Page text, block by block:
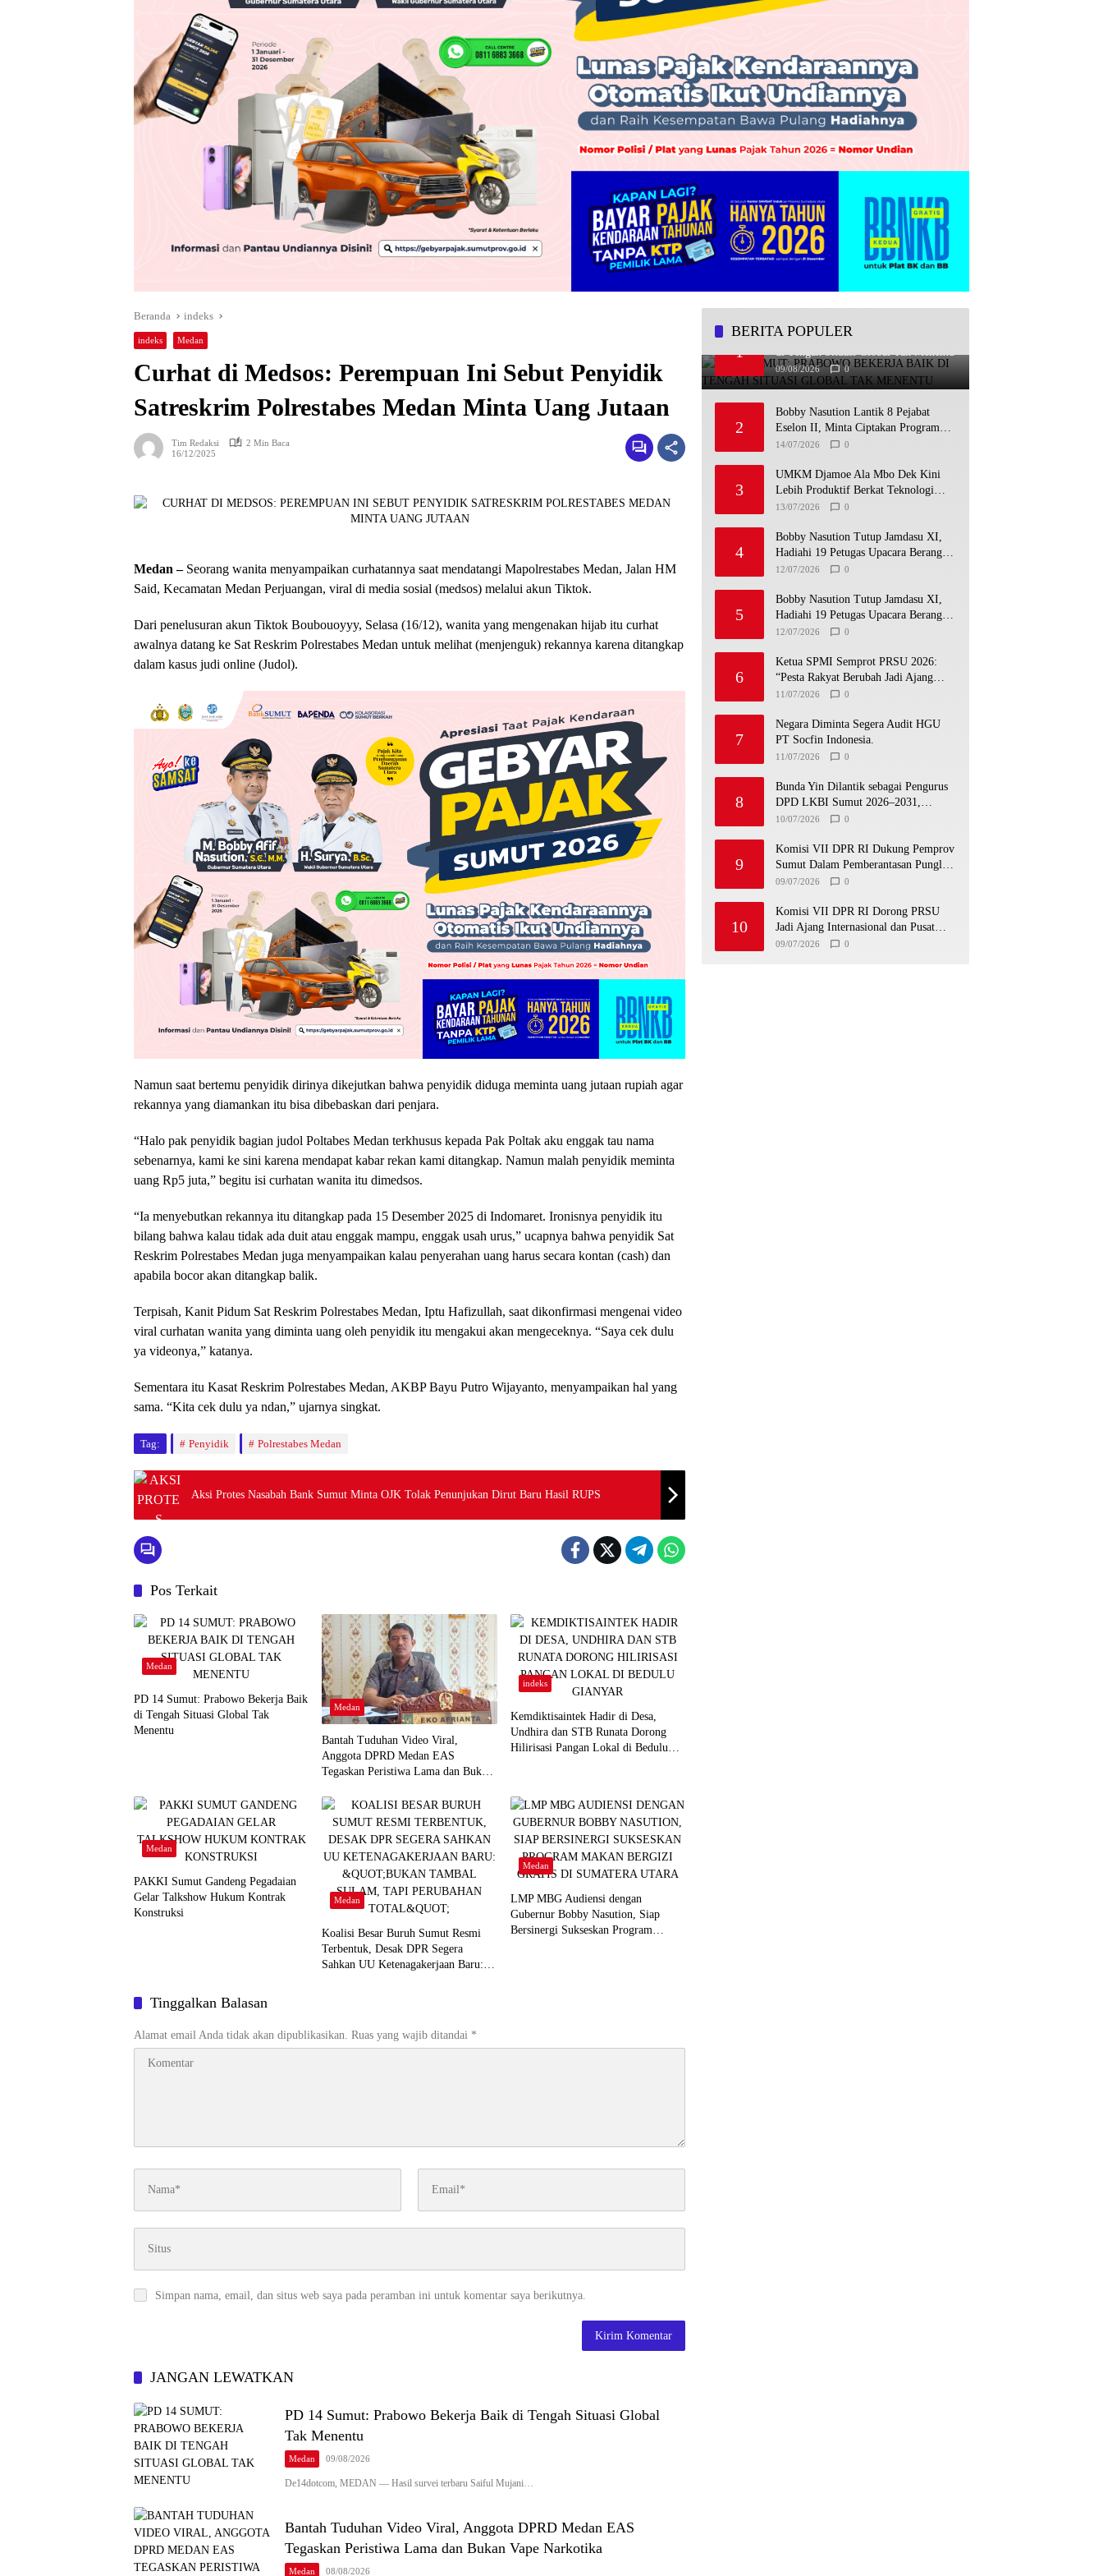
Beranda indeks
indeks Medan
Curhat di Medsos: Perempuan Ini Sebut Penyidik
Satreskrim Polrestabes Medan Minta Uang Jutaan
Tim Redaksi
2 Min Baca
16/12/2025
Medan –Seorang wanita menyampaikan curhatannya saat mendatangi Mapolrestabes Medan, Jalan HM
Said, Kecamatan Medan Perjuangan, viral di media sosial (medsos) melalui akun Tiktok.
Dari penelusuran akun Tiktok Boubouoyyy, Selasa (16/12), wanita yang mengenakan hijab itu curhat
awalnya datang ke Sat Reskrim Polrestabes Medan untuk melihat (menjenguk) rekannya karena ditangkap
dalam kasus judi online (Judol).
Namun saat bertemu penyidik dirinya dikejutkan bahwa penyidik diduga meminta uang jutaan rupiah agar
rekannya yang diamankan itu bisa dibebaskan dari penjara.
“Halo pak penyidik bagian judol Poltabes Medan terkhusus kepada Pak Poltak aku enggak tau nama
sebenarnya, kami ke sini karena mendapat kabar rekan kami ditangkap. Namun malah penyidik meminta
uang Rp5 juta,” begitu isi curhatan wanita itu dimedsos.
“Ia menyebutkan rekannya itu ditangkap pada 15 Desember 2025 di Indomaret. Ironisnya penyidik itu
bilang bahwa kalau tidak ada duit atau enggak mampu, enggak usah urus,” ucapnya bahwa penyidik Sat
Reskrim Polrestabes Medan juga menyampaikan kalau penyerahan uang harus secara kontan (cash) dan
apabila bocor akan ditangkap balik.
Terpisah, Kanit Pidum Sat Reskrim Polrestabes Medan, Iptu Hafizullah, saat dikonfirmasi mengenai video
viral curhatan wanita yang diminta uang oleh penyidik itu mengakui akan mengeceknya. “Saya cek dulu
ya videonya,” katanya.
Sementara itu Kasat Reskrim Polrestabes Medan, AKBP Bayu Putro Wijayanto, menyampaikan hal yang
sama. “Kita cek dulu ya ndan,” ujarnya singkat.
Tag: Penyidik Polrestabes Medan
Aksi Protes Nasabah Bank Sumut Minta OJK Tolak Penunjukan Dirut Baru Hasil RUPS
Pos Terkait
Medan
PD 14 Sumut: Prabowo Bekerja Baik
di Tengah Situasi Global Tak
Menentu
Medan
Bantah Tuduhan Video Viral,
Anggota DPRD Medan EAS
Tegaskan Peristiwa Lama dan Bukan
indeks
Kemdiktisaintek Hadir di Desa,
Undhira dan STB Runata Dorong
Hilirisasi Pangan Lokal di Bedulu
Medan
PAKKI Sumut Gandeng Pegadaian
Gelar Talkshow Hukum Kontrak
Konstruksi
Medan
Koalisi Besar Buruh Sumut Resmi
Terbentuk, Desak DPR Segera
Sahkan UU Ketenagakerjaan Baru:
Medan
LMP MBG Audiensi dengan
Gubernur Bobby Nasution, Siap
Bersinergi Sukseskan Program
Tinggalkan Balasan
Alamat email Anda tidak akan dipublikasikan. Ruas yang wajib ditandai *
Simpan nama, email, dan situs web saya pada peramban ini untuk komentar saya berikutnya.
JANGAN LEWATKAN
PD 14 Sumut: Prabowo Bekerja Baik di Tengah Situasi Global
Tak Menentu
Medan 09/08/2026
De14dotcom, MEDAN — Hasil survei terbaru Saiful Mujani…
Bantah Tuduhan Video Viral, Anggota DPRD Medan EAS
Tegaskan Peristiwa Lama dan Bukan Vape Narkotika
Medan 08/08/2026
BERITA POPULER
1
PD 14 Sumut: Prabowo Bekerja Baik
09/08/2026 0
2
Bobby Nasution Lantik 8 Pejabat
Eselon II, Minta Ciptakan Program
yang Dorong Pertumbuhan Ekonomi
14/07/2026 0
3
UMKM Djamoe Ala Mbo Dek Kini
Lebih Produktif Berkat Teknologi
Tepat Guna dari Universitas Dhyana
13/07/2026 0
4
Bobby Nasution Tutup Jamdasu XI,
Hadiahi 19 Petugas Upacara Berangkat
ke Jamnas 2026
12/07/2026 0
5
Bobby Nasution Tutup Jamdasu XI,
Hadiahi 19 Petugas Upacara Berangkat
ke Jamnas 2026
12/07/2026 0
6
Ketua SPMI Semprot PRSU 2026:
“Pesta Rakyat Berubah Jadi Ajang
Bisnis, Target 300 Ribu Pengunjung
11/07/2026 0
7
Negara Diminta Segera Audit HGU
PT Socfin Indonesia.
11/07/2026 0
8
Bunda Yin Dilantik sebagai Pengurus
DPD LKBI Sumut 2026–2031,
Tegaskan Komitmen Perkuat Toleransi
10/07/2026 0
9
Komisi VII DPR RI Dukung Pemprov
Sumut Dalam Pemberantasan Pungli
di Objek Wisata
09/07/2026 0
10
Komisi VII DPR RI Dorong PRSU
Jadi Ajang Internasional dan Pusat
Investasi Sumut
09/07/2026 0